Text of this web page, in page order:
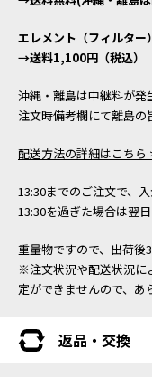
エレメント（フィルター
→送料1,100円（税込）
沖縄・離島は中継料が発
注文時備考欄にて離島の
配送方法の詳細はこちら
13:30までのご注文で、
13:30を過ぎた場合は翌
重量物ですので、出荷後
※注文状況や配送状況に
定ができませんので、あ
返品・交換